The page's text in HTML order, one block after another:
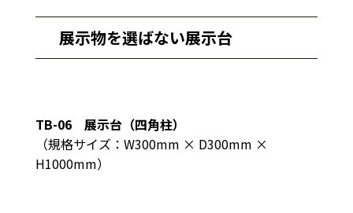
展示物を選ばない展示台
TB-06 展示台（四角柱）
（規格サイズ：W300mm × D300mm ×
H1000mm）